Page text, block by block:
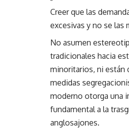
Creer que las
excesivas y no se las
No asumen
tradicionales hacia
minoritarios, ni están
medidas
moderno otorga una
fundamental a la
anglosajones.